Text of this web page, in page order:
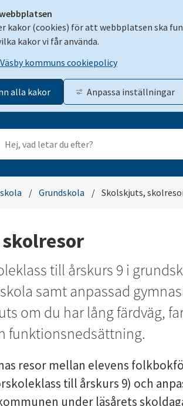
kakor (cookies) för att webbplatsen ska
kakor vi får använda.
kommuns cookiepolicy
alla kakor Anpassa inställningar
/ Grundskola / Skolskjuts,
till årskurs 9 i
samt anpassad
om du har lång färdväg,
funktionsnedsättning.
resor mellan elevens
till årskurs 9) och
under läsårets